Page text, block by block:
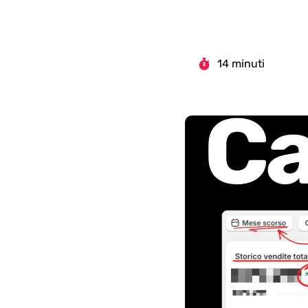
14 minuti